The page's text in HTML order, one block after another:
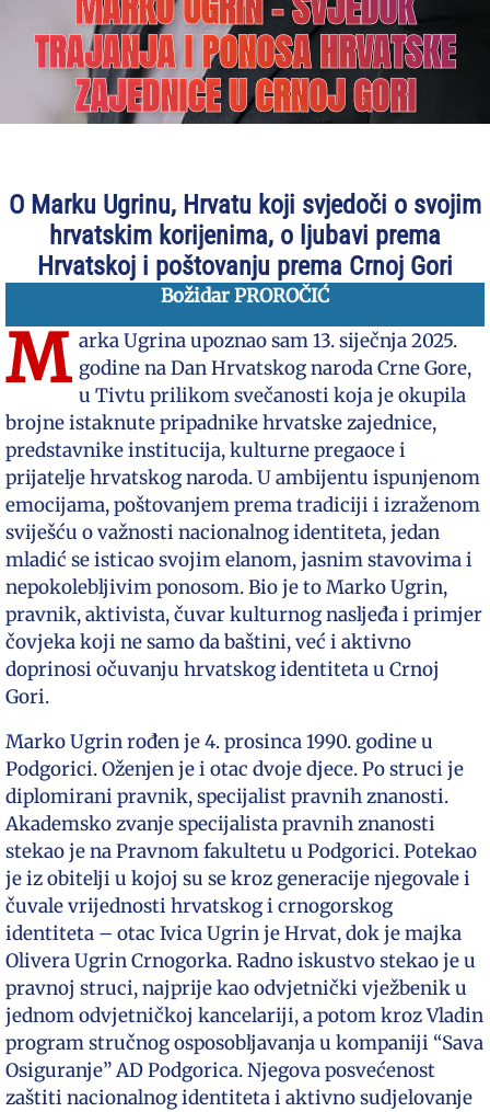
TRAJANJA I PONOSA HRVATSKE
ZAJEDNICE U CRNOJ GORI
O Marku Ugrinu, Hrvatu koji svjedoči o svojim
hrvatskim korijenima, o ljubavi prema
Hrvatskoj i poštovanju prema Crnoj Gori
Božidar PROROČIĆ
M arka Ugrina upoznao sam 13. siječnja 2025.
godine na Dan Hrvatskog naroda Crne Gore,
u Tivtu prilikom svečanosti koja je okupila
brojne istaknute pripadnike hrvatske zajednice,
predstavnike institucija, kulturne pregaoce i
prijatelje hrvatskog naroda. U ambijentu ispunjenom
emocijama, poštovanjem prema tradiciji i izraženom
sviješću o važnosti nacionalnog identiteta, jedan
mladić se isticao svojim elanom, jasnim stavovima i
nepokolebljivim ponosom. Bio je to Marko Ugrin,
pravnik, aktivista, čuvar kulturnog nasljeđa i primjer
čovjeka koji ne samo da baštini, već i aktivno
doprinosi očuvanju hrvatskog identiteta u Crnoj
Gori.
Marko Ugrin rođen je 4. prosinca 1990. godine u
Podgorici. Oženjen je i otac dvoje djece. Po struci je
diplomirani pravnik, specijalist pravnih znanosti.
Akademsko zvanje specijalista pravnih znanosti
stekao je na Pravnom fakultetu u Podgorici. Potekao
je iz obitelji u kojoj su se kroz generacije njegovale i
čuvale vrijednosti hrvatskog i crnogorskog
identiteta – otac Ivica Ugrin je Hrvat, dok je majka
Olivera Ugrin Crnogorka. Radno iskustvo stekao je u
pravnoj struci, najprije kao odvjetnički vježbenik u
jednom odvjetničkoj kancelariji, a potom kroz Vladin
program stručnog osposobljavanja u kompaniji “Sava
Osiguranje” AD Podgorica. Njegova posvećenost
zaštiti nacionalnog identiteta i aktivno sudjelovanje